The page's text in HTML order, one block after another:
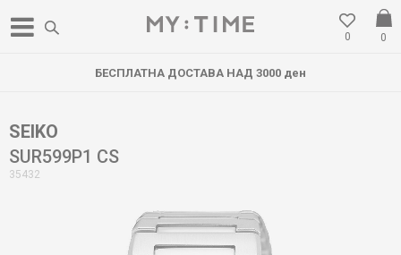
0
0
БЕСПЛАТНА ДОСТАВА НАД 3000 ден
SEIKO
SUR599P1 CS
35432